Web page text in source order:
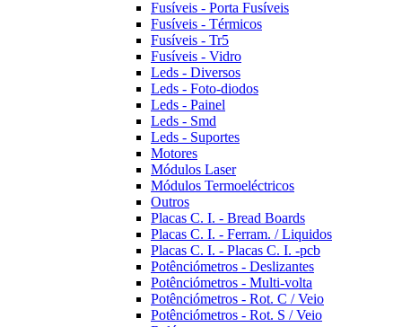
Fusíveis - Porta Fusíveis
Fusíveis - Térmicos
Fusíveis - Tr5
Fusíveis - Vidro
Leds - Diversos
Leds - Foto-diodos
Leds - Painel
Leds - Smd
Leds - Suportes
Motores
Módulos Laser
Módulos Termoeléctricos
Outros
Placas C. I. - Bread Boards
Placas C. I. - Ferram. / Liquidos
Placas C. I. - Placas C. I. -pcb
Potênciómetros - Deslizantes
Potênciómetros - Multi-volta
Potênciómetros - Rot. C / Veio
Potênciómetros - Rot. S / Veio